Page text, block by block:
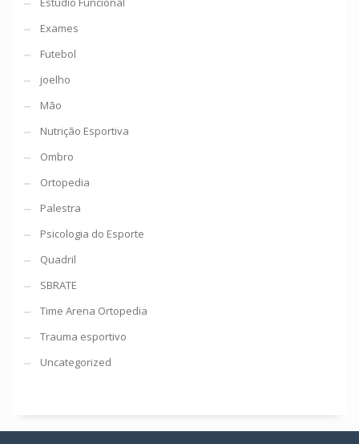
Exames
Futebol
joelho
Mão
Nutrição Esportiva
Ombro
Ortopedia
Palestra
Psicologia do Esporte
Quadril
SBRATE
Time Arena Ortopedia
Trauma esportivo
Uncategorized